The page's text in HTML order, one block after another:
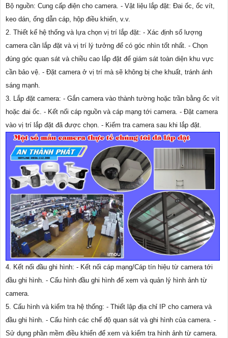
Bộ nguồn: Cung cấp điện cho camera. - Vật liệu lắp đặt: Đai ốc, ốc vít,
keo dán, ống dẫn cáp, hộp điều khiển, v.v.
2. Thiết kế hệ thống và lựa chọn vị trí lắp đặt: - Xác định số lượng
camera cần lắp đặt và vị trí lý tưởng để có góc nhìn tốt nhất. - Chọn
đúng góc quan sát và chiều cao lắp đặt để giám sát toàn diện khu vực
cần bảo vệ. - Đặt camera ở vị trí mà sẽ không bị che khuất, tránh ánh
sáng mạnh.
3. Lắp đặt camera: - Gắn camera vào thành tường hoặc trần bằng ốc vít
hoặc đai ốc. - Kết nối cáp nguồn và cáp mạng tới camera. - Đặt camera
vào vị trí lắp đặt đã được chọn. - Kiểm tra camera sau khi lắp đặt.
4. Kết nối đầu ghi hình: - Kết nối cáp mạng/Cáp tín hiệu từ camera tới
đầu ghi hình. - Cấu hình đầu ghi hình để xem và quản lý hình ảnh từ
camera.
5. Cấu hình và kiểm tra hệ thống: - Thiết lập địa chỉ IP cho camera và
đầu ghi hình. - Cấu hình các chế độ quan sát và ghi hình của camera. -
Sử dụng phần mềm điều khiển để xem và kiểm tra hình ảnh từ camera.